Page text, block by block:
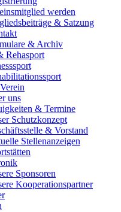
werden
& Satzung
& Archiv
Rehasport
uns
& Termine
Schutzkonzept
& Vorstand
Stellenanzeigen
Sponsoren
Kooperationspartner